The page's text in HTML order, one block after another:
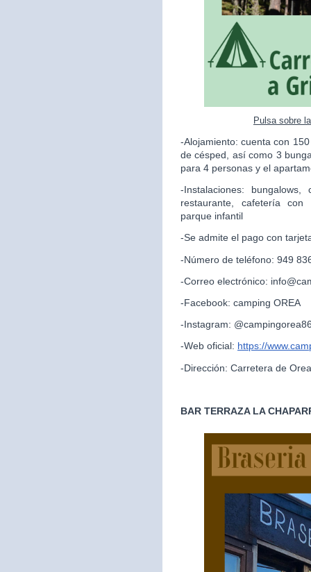
Pulsa sobre
-Alojamiento: cuenta con
de césped, así como 3
para 4 personas y el
-Instalaciones:
restaurante, cafetería
parque infantil
-Se admite el pago con
-Número de teléfono: 949
-Correo electrónico:
-Facebook: camping OREA
-Instagram:
-Web oficial: https://
-Dirección: Carretera de
BAR TERRAZA LA